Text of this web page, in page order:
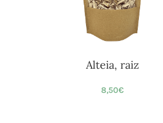
Alteia, raiz
8,50€